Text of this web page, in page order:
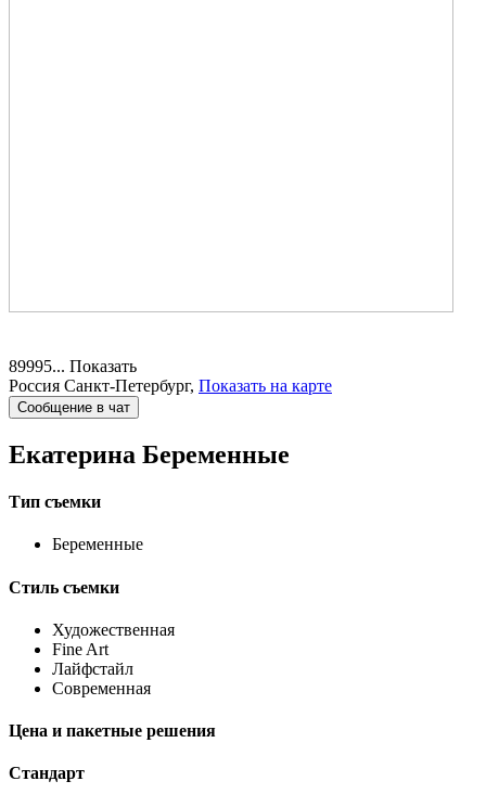
89995... Показать
Россия Санкт-Петербург, Показать на карте
Сообщение в чат
Екатерина Беременные
Тип съемки
Беременные
Стиль съемки
Художественная
Fine Art
Лайфстайл
Современная
Цена и пакетные решения
Стандарт